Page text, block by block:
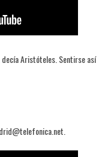
Aristóteles. Sentirse así